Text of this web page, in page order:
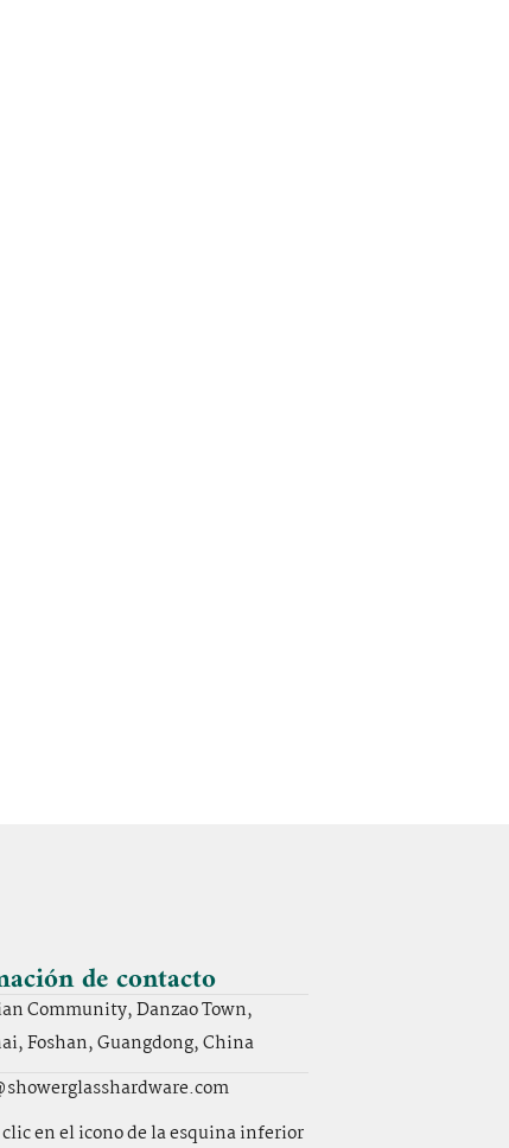
de contacto
Community, Danzao Town,
Foshan, Guangdong, China
en el icono de la esquina inferior